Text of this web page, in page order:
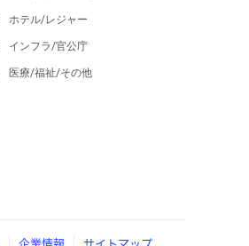
ホテル/レジャー
インフラ/官公庁
医療/福祉/その他